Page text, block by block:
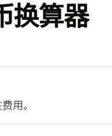
换算器
用。